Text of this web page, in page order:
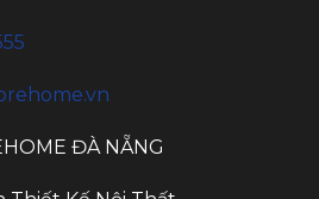
ĐÀ NẴNG